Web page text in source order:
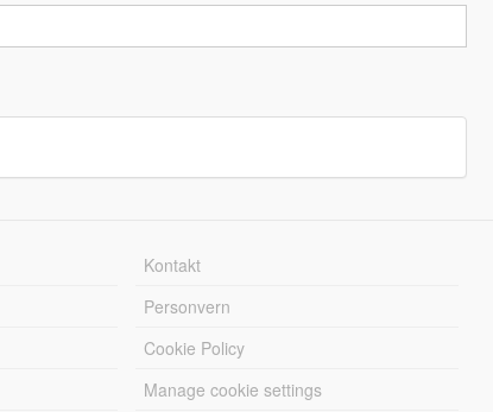
Kontakt
Personvern
Cookie Policy
Manage cookie settings